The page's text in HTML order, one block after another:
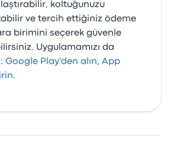
koltuğunuzu
ve tercih ettiğiniz ödeme
birimini seçerek güvenle
Uygulamamızı da
Google Play'den alın,App
.